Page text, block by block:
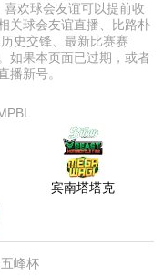
欢球会友谊可以提前收
关球会友谊直播、比路朴
史交锋、最新比赛赛
如果本页面已过期，或者
播新号。
宾南塔塔克
峰杯